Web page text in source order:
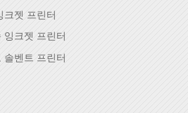
크젯 프린터
잉크젯 프린터
솔벤트 프린터